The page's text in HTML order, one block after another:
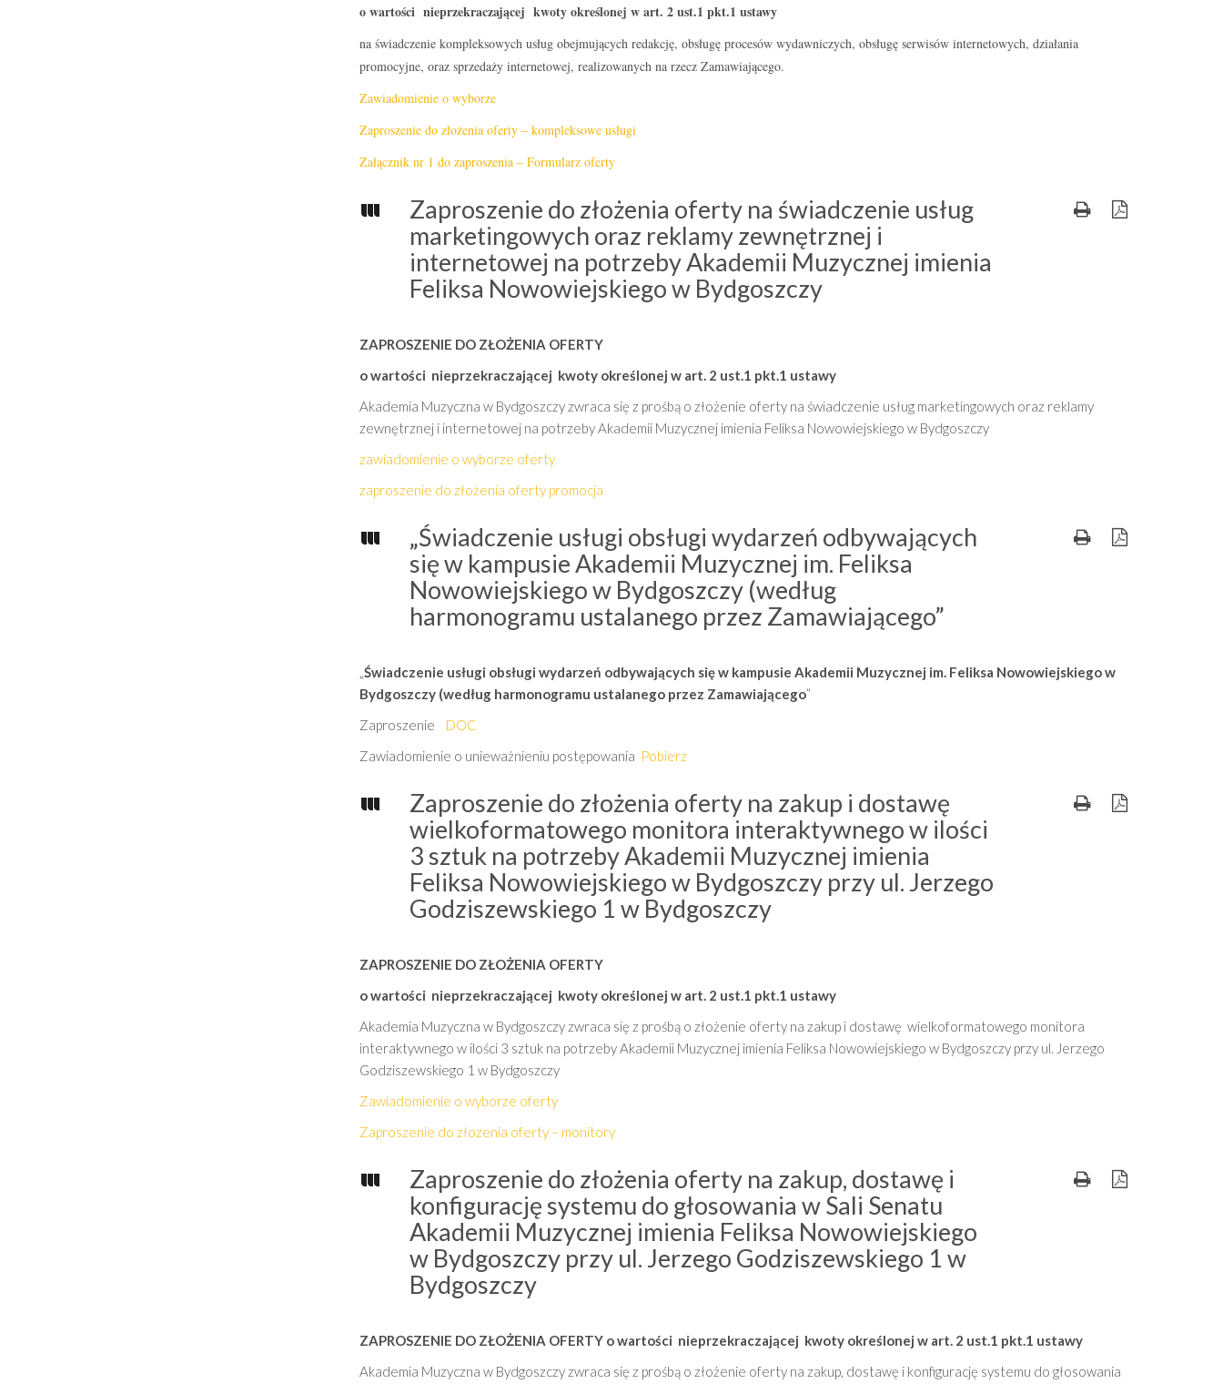
o wartości nieprzekraczającej kwoty określonej w art. 2 ust.1 pkt.1 ustawy
na świadczenie kompleksowych usług obejmujących redakcję, obsługę procesów wydawniczych, obsługę serwisów internetowych, działania
promocyjne, oraz sprzedaży internetowej, realizowanych na rzecz Zamawiającego.
Zawiadomienie o wyborze
Zaproszenie do złożenia oferty – kompleksowe usługi
Załącznik nr 1 do zaproszenia – Formularz oferty
Zaproszenie do złożenia oferty na świadczenie usług
marketingowych oraz reklamy zewnętrznej i
internetowej na potrzeby Akademii Muzycznej imienia
Feliksa Nowowiejskiego w Bydgoszczy
ZAPROSZENIE DO ZŁOŻENIA OFERTY
o wartości nieprzekraczającej kwoty określonej w art. 2 ust.1 pkt.1 ustawy
Akademia Muzyczna w Bydgoszczy zwraca się z prośbą o złożenie oferty na świadczenie usług marketingowych oraz reklamy
zewnętrznej i internetowej na potrzeby Akademii Muzycznej imienia Feliksa Nowowiejskiego w Bydgoszczy
zawiadomienie o wyborze oferty
zaproszenie do złożenia oferty promocja
„Świadczenie usługi obsługi wydarzeń odbywających
się w kampusie Akademii Muzycznej im. Feliksa
Nowowiejskiego w Bydgoszczy (według
harmonogramu ustalanego przez Zamawiającego”
„Świadczenie usługi obsługi wydarzeń odbywających się w kampusie Akademii Muzycznej im. Feliksa Nowowiejskiego w
Bydgoszczy (według harmonogramu ustalanego przez Zamawiającego”
Zaproszenie DOC
Zawiadomienie o unieważnieniu postępowania Pobierz
Zaproszenie do złożenia oferty na zakup i dostawę
wielkoformatowego monitora interaktywnego w ilości
3 sztuk na potrzeby Akademii Muzycznej imienia
Feliksa Nowowiejskiego w Bydgoszczy przy ul. Jerzego
Godziszewskiego 1 w Bydgoszczy
ZAPROSZENIE DO ZŁOŻENIA OFERTY
o wartości nieprzekraczającej kwoty określonej w art. 2 ust.1 pkt.1 ustawy
Akademia Muzyczna w Bydgoszczy zwraca się z prośbą o złożenie oferty na zakup i dostawę wielkoformatowego monitora
interaktywnego w ilości 3 sztuk na potrzeby Akademii Muzycznej imienia Feliksa Nowowiejskiego w Bydgoszczy przy ul. Jerzego
Godziszewskiego 1 w Bydgoszczy
Zawiadomienie o wyborze oferty
Zaproszenie do złozenia oferty – monitory
Zaproszenie do złożenia oferty na zakup, dostawę i
konfigurację systemu do głosowania w Sali Senatu
Akademii Muzycznej imienia Feliksa Nowowiejskiego
w Bydgoszczy przy ul. Jerzego Godziszewskiego 1 w
Bydgoszczy
ZAPROSZENIE DO ZŁOŻENIA OFERTY o wartości nieprzekraczającej kwoty określonej w art. 2 ust.1 pkt.1 ustawy
Akademia Muzyczna w Bydgoszczy zwraca się z prośbą o złożenie oferty na zakup, dostawę i konfigurację systemu do głosowania